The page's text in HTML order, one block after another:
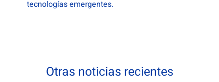
tecnologías emergentes.
Otras noticias recientes